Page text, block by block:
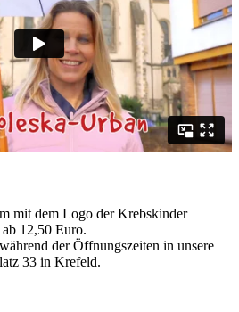
mit dem Logo der Krebskinder
12,50 Euro.
der Öffnungszeiten in unsere
33 in Krefeld.